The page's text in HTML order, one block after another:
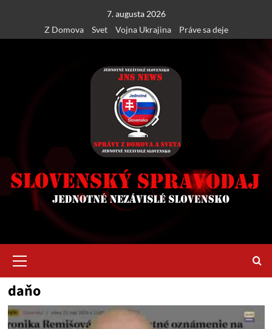
content
7. augusta 2026
Z Domova
Svet Vojna Ukrajina Práve sa deje
Menu
daňo